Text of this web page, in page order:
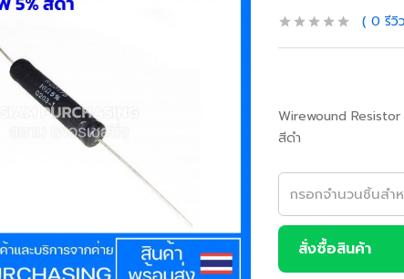
0 รีวิว
Wirewound Resistor
สีดำ
สั่งซื้อสินค้า